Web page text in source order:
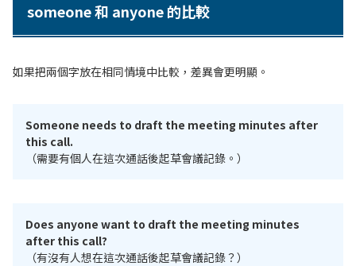
someone 和 anyone 的比較
如果把兩個字放在相同情境中比較，差異會更明顯。
Someone needs to draft the meeting minutes after
this call.
（需要有個人在這次通話後起草會議記錄。）
Does anyone want to draft the meeting minutes
after this call?
（有沒有人想在這次通話後起草會議記錄？）